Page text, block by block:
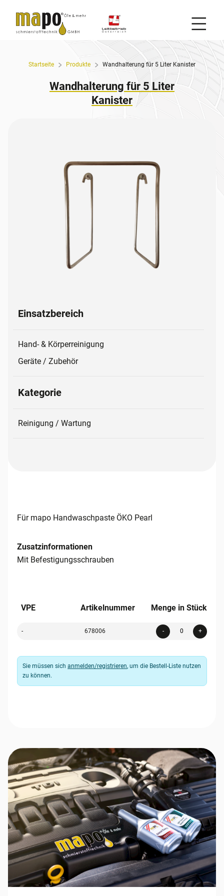
Startseite Produkte Wandhalterung für 5 Liter Kanister
Wandhalterung für 5 Liter
Kanister
Einsatzbereich
Hand- & Körperreinigung
Geräte / Zubehör
Kategorie
Reinigung / Wartung
Für mapo Handwaschpaste ÖKO Pearl
Zusatzinformationen
Mit Befestigungsschrauben
VPE Artikelnummer Menge in Stück
- 678006 - +
Sie müssen sich anmelden/registrieren, um die Bestell-Liste nutzen
zu können.